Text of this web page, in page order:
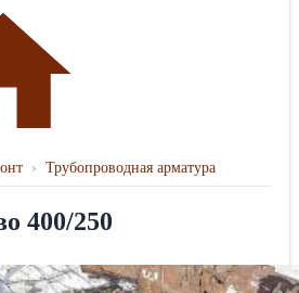
› Трубопроводная арматура
400/250